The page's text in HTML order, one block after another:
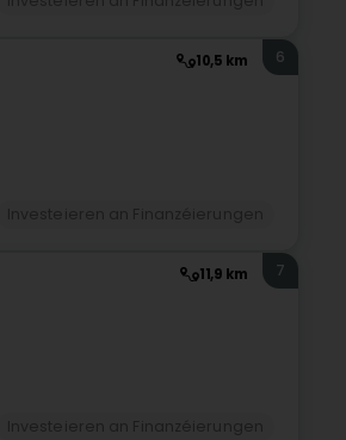
10,5 km 6
11,9 km 7